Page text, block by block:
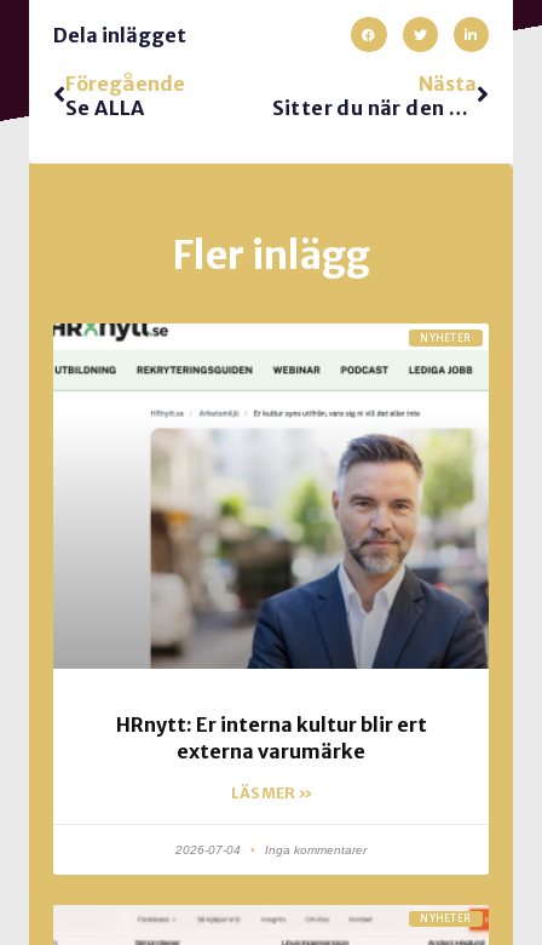
Dela inlägget
Föregående
Se ALLA
Nästa
Sitter du när den som GÖR eller den som STÖR?
Fler inlägg
NYHETER
HRnytt: Er interna kultur blir ert
externa varumärke
LÄS MER »
2026-07-04 Inga kommentarer
NYHETER